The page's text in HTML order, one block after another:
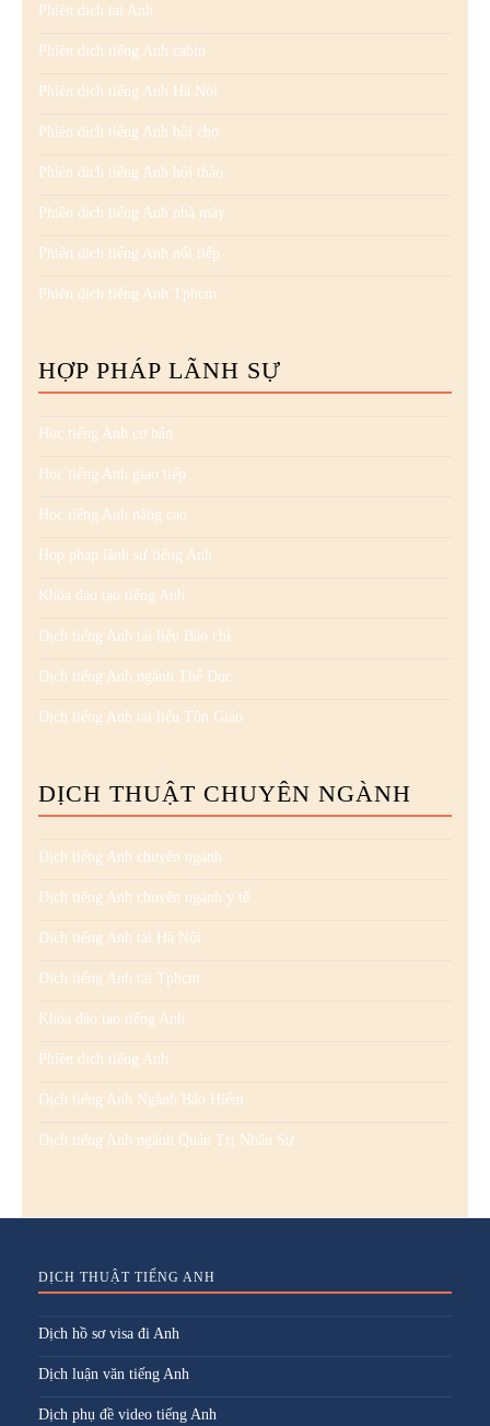
Phiên dịch tại Anh
Phiên dịch tiếng Anh cabin
Phiên dịch tiếng Anh Hà Nội
Phiên dịch tiếng Anh hội chợ
Phiên dịch tiếng Anh hội thảo
Phiên dịch tiếng Anh nhà máy
Phiên dịch tiếng Anh nối tiếp
Phiên dịch tiếng Anh Tphcm
HỢP PHÁP LÃNH SỰ
Học tiếng Anh cơ bản
Học tiếng Anh giao tiếp
Học tiếng Anh nâng cao
Hợp pháp lãnh sự tiếng Anh
Khóa đào tạo tiếng Anh
Dịch tiếng Anh tài liệu Báo chí
Dịch tiếng Anh ngành Thể Dục
Dịch tiếng Anh tài liệu Tôn Giáo
DỊCH THUẬT CHUYÊN NGÀNH
Dịch tiếng Anh chuyên ngành
Dịch tiếng Anh chuyên ngành y tế
Dịch tiếng Anh tại Hà Nội
Dịch tiếng Anh tại Tphcm
Khóa đào tạo tiếng Anh
Phiên dịch tiếng Anh
Dịch tiếng Anh Ngành Bảo Hiểm
Dịch tiếng Anh ngành Quản Trị Nhân Sự
DỊCH THUẬT TIẾNG ANH
Dịch hồ sơ visa đi Anh
Dịch luận văn tiếng Anh
Dịch phụ đề video tiếng Anh